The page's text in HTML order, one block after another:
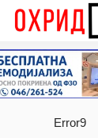
Error9